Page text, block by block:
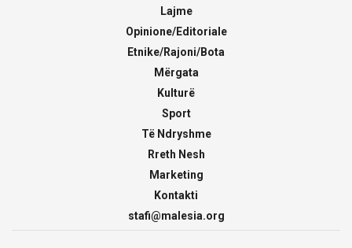
Lajme
Opinione/Editoriale
Etnike/Rajoni/Bota
Mërgata
Kulturë
Sport
Të Ndryshme
Rreth Nesh
Marketing
Kontakti
stafi@malesia.org